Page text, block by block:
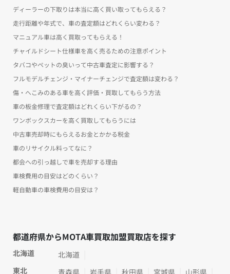
ディーラーの下取りは本当に高く買い取ってもらえる？
走行距離や年式で、車の査定額はどれくらい変わる？
マニュアル車は高く買取ってもらえる！
チャイルドシート仕様車を高く売るための注意ポイント
タバコやペットの臭いって中古車査定に影響する？
フルモデルチェンジ・マイナーチェンジで査定額は変わる？
傷・へこみのある車を高く評価・買取してもらう方法
車の板金修理で査定額はどれくらい下がるの？
ワンボックスカーを高く買取してもらうには
中古車売却時にもらえるお金とかかる税金
車のリサイクル料ってなに？
都会への引っ越しで車を売却する理由
車検費用の目安はどのくらい？
軽自動車の車検費用の目安は？
都道府県からMOTA車買取加盟買取店を探す
北海道
北海道
東北
青森県 岩手県 秋田県 宮城県
山形県